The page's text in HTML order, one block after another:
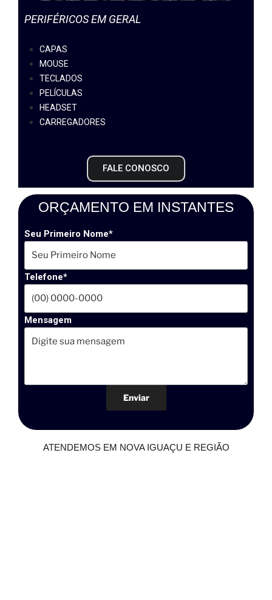
PERIFÉRICOS EM GERAL
CAPAS
MOUSE
TECLADOS
PELÍCULAS
HEADSET
CARREGADORES
FALE CONOSCO
ORÇAMENTO EM INSTANTES
Seu Primeiro Nome*
Telefone*
Mensagem
ATENDEMOS EM NOVA IGUAÇU E REGIÃO